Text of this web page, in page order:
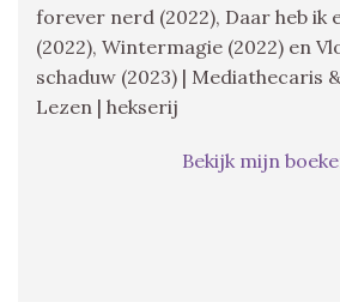
forever nerd (2022), Daar heb ik
(2022), Wintermagie (2022) en
schaduw (2023) | Mediathecaris
Lezen | hekserij
Bekijk mijn